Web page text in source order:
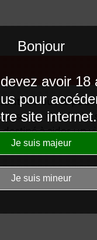
sont retrouvés
ce vin pluriel
à aider un
Bonjour
avoir 18
pour
site internet.